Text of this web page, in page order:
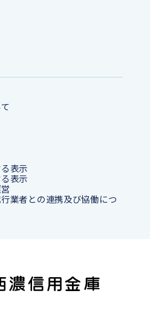
表示
表示
業者との連携及び協働につ